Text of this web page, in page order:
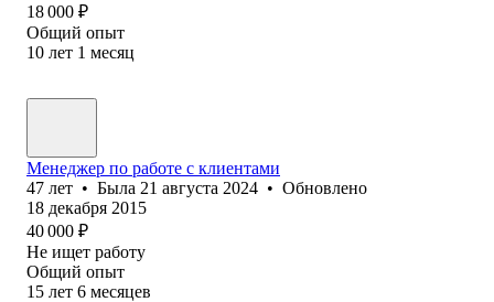
18 000 ₽
Общий опыт
10 лет 1 месяц
Менеджер по работе с клиентами
47 лет • Была 21 августа 2024 • Обновлено
18 декабря 2015
40 000 ₽
Не ищет работу
Общий опыт
15 лет 6 месяцев